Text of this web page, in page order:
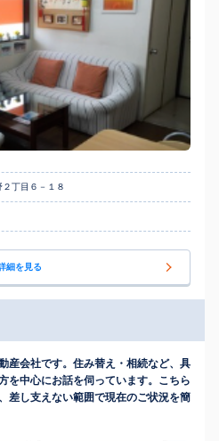
丁目６－１８
細を見る
産会社です。住み替え・相続など、具
を中心にお話を伺っています。こちら
差し支えない範囲で現在のご状況を簡